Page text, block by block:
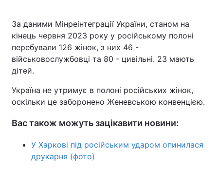
За даними Мінреінтеграції України, станом на
кінець червня 2023 року у російському полоні
перебували 126 жінок, з них 46 -
військовослужбовці та 80 - цивільні. 23 мають
дітей.
Україна не утримує в полоні російських жінок,
оскільки це заборонено Женевською конвенцією.
Вас також можуть зацікавити новини:
У Харкові під російським ударом опинилася
друкарня (фото)